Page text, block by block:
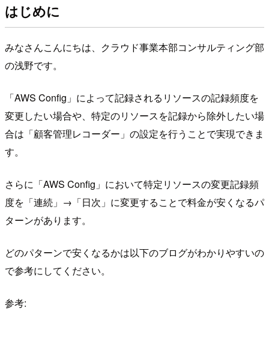
はじめに
みなさんこんにちは、クラウド事業本部コンサルティング部
の浅野です。
「AWS Config」によって記録されるリソースの記録頻度を
変更したい場合や、特定のリソースを記録から除外したい場
合は「顧客管理レコーダー」の設定を行うことで実現できま
す。
さらに「AWS Config」において特定リソースの変更記録頻
度を「連続」→「日次」に変更することで料金が安くなるパ
ターンがあります。
どのパターンで安くなるかは以下のブログがわかりやすいの
で参考にしてください。
参考: